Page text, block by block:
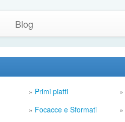
Blog
» Primi piatti »
» Focacce e Sformati »